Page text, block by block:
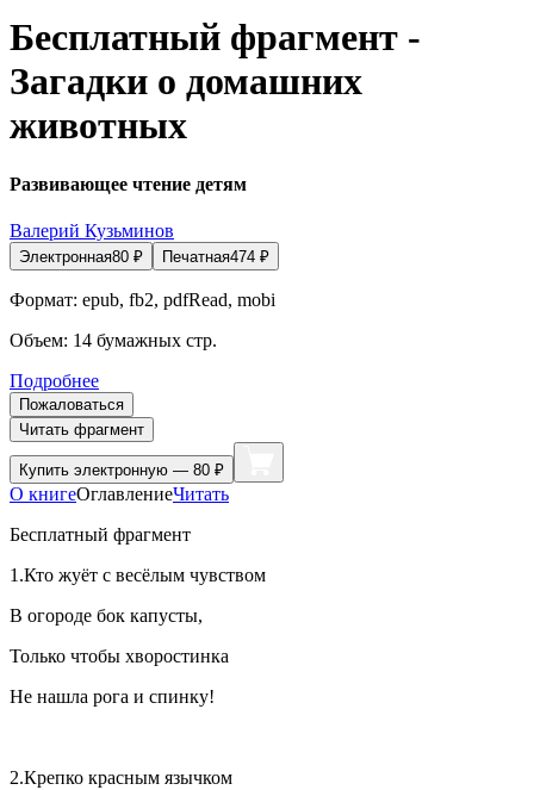
Бесплатный фрагмент -
Загадки о домашних
животных
Развивающее чтение детям
Валерий Кузьминов
Электронная80 ₽ Печатная474 ₽
Формат: epub, fb2, pdfRead, mobi
Объем: 14 бумажных стр.
Подробнее
Пожаловаться
Читать фрагмент
Купить электронную — 80 ₽
О книгеОглавлениеЧитать
Бесплатный фрагмент
1.Кто жуёт с весёлым чувством
В огороде бок капусты,
Только чтобы хворостинка
Не нашла рога и спинку!
2.Крепко красным язычком